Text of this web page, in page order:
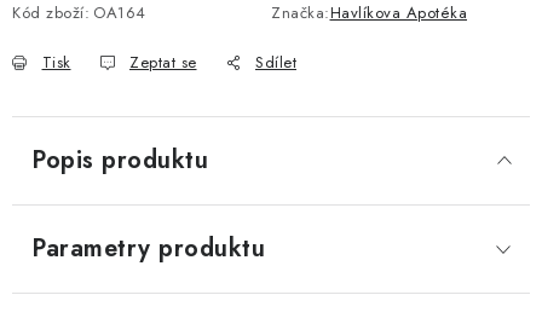
Kód zboží: OA164 Značka:Havlíkova Apotéka
Tisk Zeptat se Sdílet
Popis produktu
Parametry produktu